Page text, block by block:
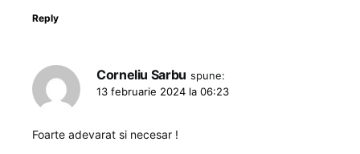
Reply
Corneliu Sarbu spune:
13 februarie 2024 la 06:23
Foarte adevarat si necesar !